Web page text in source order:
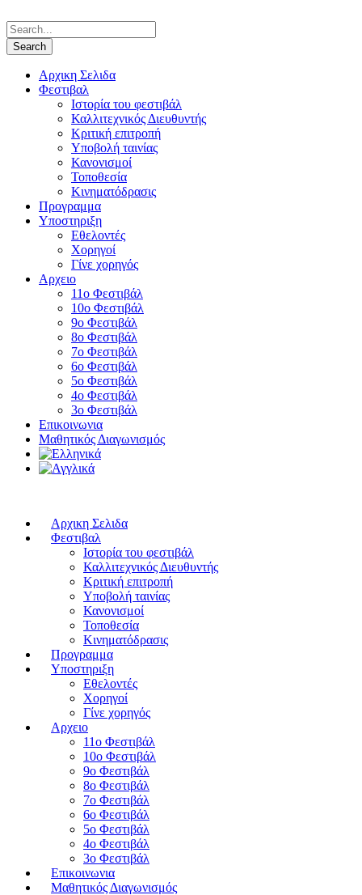
Αρχικη Σελιδα
Φεστιβαλ
Ιστορία του φεστιβάλ
Καλλιτεχνικός Διευθυντής
Κριτική επιτροπή
Υποβολή ταινίας
Κανονισμοί
Τοποθεσία
Κινηματόδρασις
Προγραμμα
Υποστηριξη
Εθελοντές
Χορηγοί
Γίνε χορηγός
Αρχειο
11ο Φεστιβάλ
10ο Φεστιβάλ
9ο Φεστιβάλ
8ο Φεστιβάλ
7ο Φεστιβάλ
6ο Φεστιβάλ
5ο Φεστιβάλ
4ο Φεστιβάλ
3ο Φεστιβάλ
Επικοινωνια
Μαθητικός Διαγωνισμός
Αρχικη Σελιδα
Φεστιβαλ
Ιστορία του φεστιβάλ
Καλλιτεχνικός Διευθυντής
Κριτική επιτροπή
Υποβολή ταινίας
Κανονισμοί
Τοποθεσία
Κινηματόδρασις
Προγραμμα
Υποστηριξη
Εθελοντές
Χορηγοί
Γίνε χορηγός
Αρχειο
11ο Φεστιβάλ
10ο Φεστιβάλ
9ο Φεστιβάλ
8ο Φεστιβάλ
7ο Φεστιβάλ
6ο Φεστιβάλ
5ο Φεστιβάλ
4ο Φεστιβάλ
3ο Φεστιβάλ
Επικοινωνια
Μαθητικός Διαγωνισμός